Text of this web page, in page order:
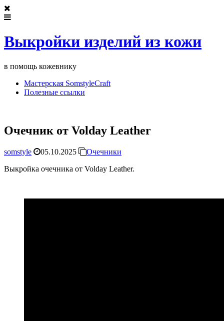
Выкройки изделий из кожи
в помощь кожевнику
Мастерская SomstyleCraft
Полезные ссылки
Очечник от Volday Leather
somstyle 05.10.2025
Очечники
Выкройка очечника от Volday Leather.